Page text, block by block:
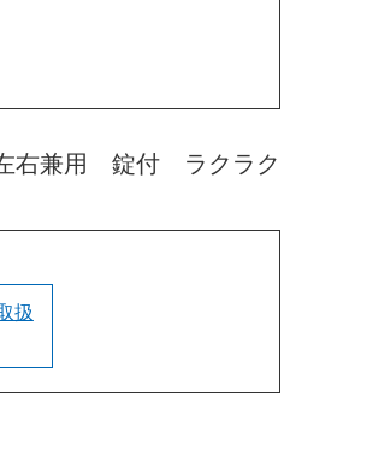
右兼用 錠付 ラクラク
扱